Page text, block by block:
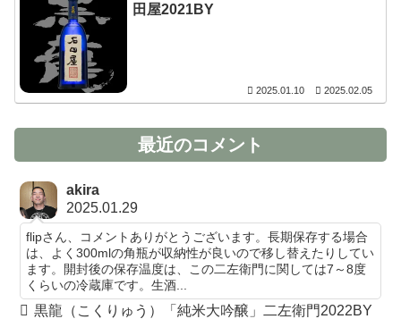
田屋2021BY
2025.01.10 2025.02.05
最近のコメント
akira
2025.01.29
flipさん、コメントありがとうございます。長期保存する場合
は、よく300mlの角瓶が収納性が良いので移し替えたりしてい
ます。開封後の保存温度は、この二左衛門に関しては7～8度
くらいの冷蔵庫です。生酒...
黒龍（こくりゅう）「純米大吟醸」二左衛門2022BY